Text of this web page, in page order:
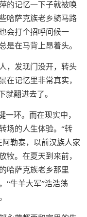
的记忆一下子就被唤
哈萨克族老乡骑马路
会打个招呼问候一
是在马背上昂着头。
，发现门没开，转头
在记忆里非常真实，
就翻进去了。
一环。而在现实中，
场的人生体验。“转
勒泰，以前汉族人家
牧。在夏天到来前，
哈萨克族老乡那里
“牛羊大军”浩浩荡